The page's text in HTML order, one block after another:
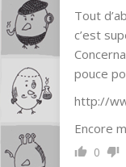
Tout
c’est
pouce
http://
Encore
0